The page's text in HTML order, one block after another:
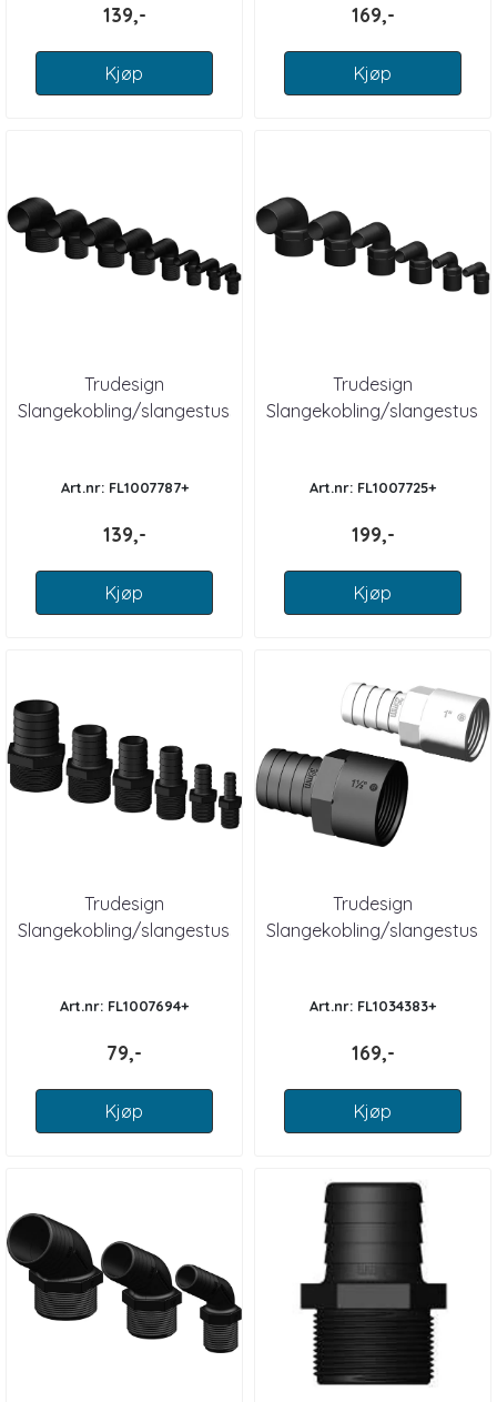
139,-
Kjøp
169,-
Kjøp
Trudesign
Slangekobling/slangestuss
Art.nr: FL1007787+
139,-
Kjøp
Trudesign
Slangekobling/slangestuss
Art.nr: FL1007725+
199,-
Kjøp
Trudesign
Slangekobling/slangestuss
Art.nr: FL1007694+
79,-
Kjøp
Trudesign
Slangekobling/slangestuss
Art.nr: FL1034383+
169,-
Kjøp